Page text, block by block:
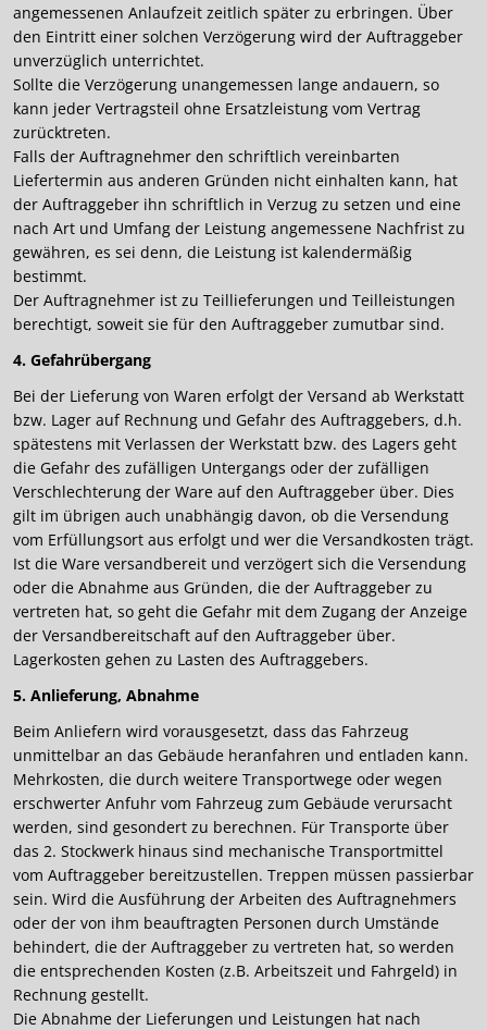
angemessenen Anlaufzeit zeitlich später zu erbringen. Über
den Eintritt einer solchen Verzögerung wird der Auftraggeber
unverzüglich unterrichtet.
Sollte die Verzögerung unangemessen lange andauern, so
kann jeder Vertragsteil ohne Ersatzleistung vom Vertrag
zurücktreten.
Falls der Auftragnehmer den schriftlich vereinbarten
Liefertermin aus anderen Gründen nicht einhalten kann, hat
der Auftraggeber ihn schriftlich in Verzug zu setzen und eine
nach Art und Umfang der Leistung angemessene Nachfrist zu
gewähren, es sei denn, die Leistung ist kalendermäßig
bestimmt.
Der Auftragnehmer ist zu Teillieferungen und Teilleistungen
berechtigt, soweit sie für den Auftraggeber zumutbar sind.
4. Gefahrübergang
Bei der Lieferung von Waren erfolgt der Versand ab Werkstatt
bzw. Lager auf Rechnung und Gefahr des Auftraggebers, d.h.
spätestens mit Verlassen der Werkstatt bzw. des Lagers geht
die Gefahr des zufälligen Untergangs oder der zufälligen
Verschlechterung der Ware auf den Auftraggeber über. Dies
gilt im übrigen auch unabhängig davon, ob die Versendung
vom Erfüllungsort aus erfolgt und wer die Versandkosten trägt.
Ist die Ware versandbereit und verzögert sich die Versendung
oder die Abnahme aus Gründen, die der Auftraggeber zu
vertreten hat, so geht die Gefahr mit dem Zugang der Anzeige
der Versandbereitschaft auf den Auftraggeber über.
Lagerkosten gehen zu Lasten des Auftraggebers.
5. Anlieferung, Abnahme
Beim Anliefern wird vorausgesetzt, dass das Fahrzeug
unmittelbar an das Gebäude heranfahren und entladen kann.
Mehrkosten, die durch weitere Transportwege oder wegen
erschwerter Anfuhr vom Fahrzeug zum Gebäude verursacht
werden, sind gesondert zu berechnen. Für Transporte über
das 2. Stockwerk hinaus sind mechanische Transportmittel
vom Auftraggeber bereitzustellen. Treppen müssen passierbar
sein. Wird die Ausführung der Arbeiten des Auftragnehmers
oder der von ihm beauftragten Personen durch Umstände
behindert, die der Auftraggeber zu vertreten hat, so werden
die entsprechenden Kosten (z.B. Arbeitszeit und Fahrgeld) in
Rechnung gestellt.
Die Abnahme der Lieferungen und Leistungen hat nach